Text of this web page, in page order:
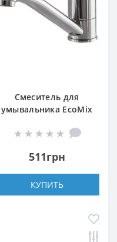
Смеситель для
умывальника EcoMix
511грн
КУПИТЬ